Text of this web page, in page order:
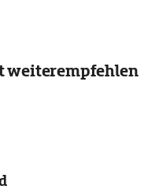
weiterempfehlen